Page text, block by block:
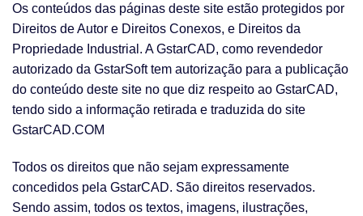
Os conteúdos das páginas deste site estão protegidos por
Direitos de Autor e Direitos Conexos, e Direitos da
Propriedade Industrial. A GstarCAD, como revendedor
autorizado da GstarSoft tem autorização para a publicação
do conteúdo deste site no que diz respeito ao GstarCAD,
tendo sido a informação retirada e traduzida do site
GstarCAD.COM
Todos os direitos que não sejam expressamente
concedidos pela GstarCAD. São direitos reservados.
Sendo assim, todos os textos, imagens, ilustrações,